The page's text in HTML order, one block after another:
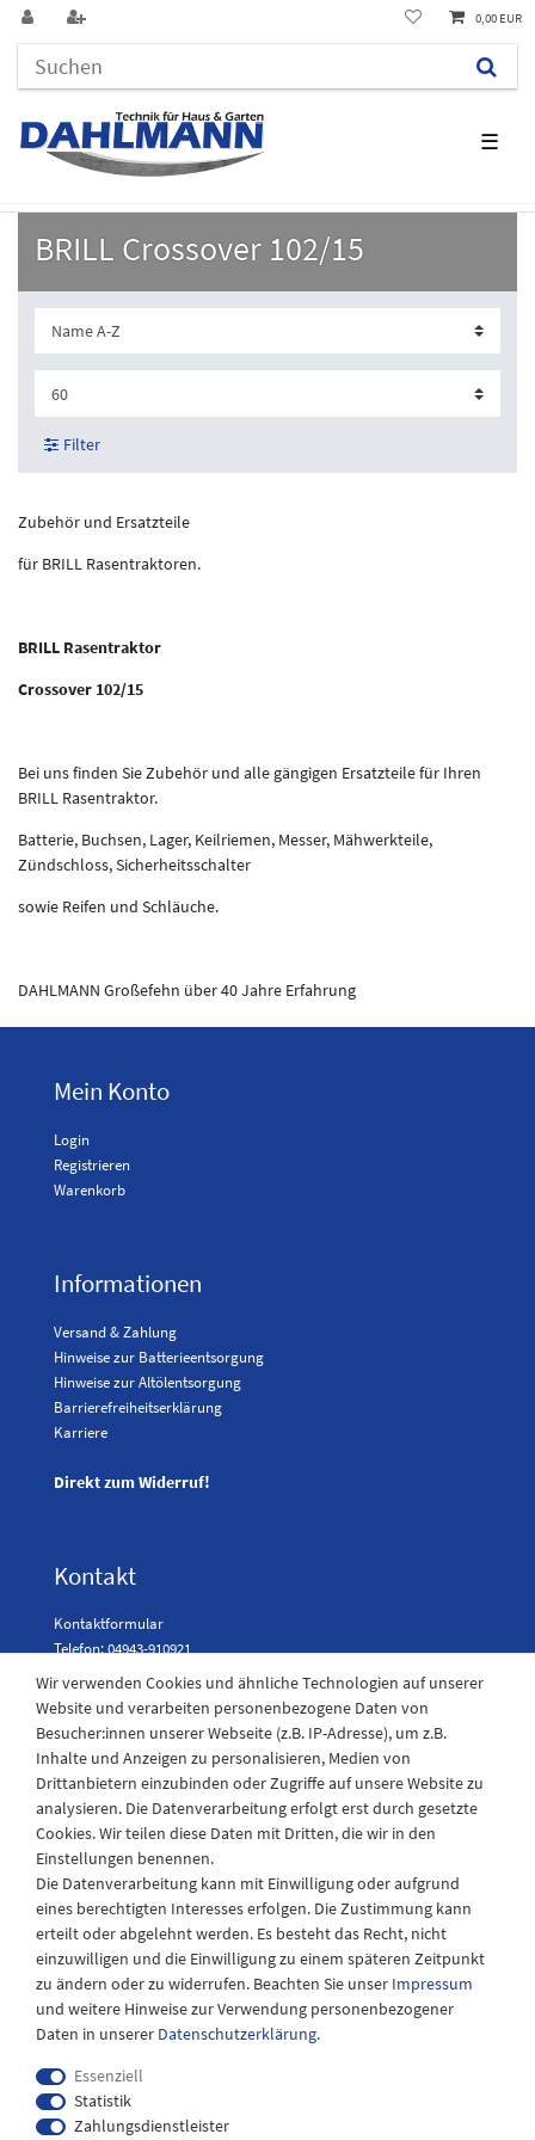
☰
0,00 EUR
BRILL Crossover 102/15
Filter
Zubehör und Ersatzteile
für BRILL Rasentraktoren.
BRILL Rasentraktor
Crossover 102/15
Bei uns finden Sie Zubehör und alle gängigen Ersatzteile für Ihren
BRILL Rasentraktor.
Batterie, Buchsen, Lager, Keilriemen, Messer, Mähwerkteile,
Zündschloss, Sicherheitsschalter
sowie Reifen und Schläuche.
DAHLMANN Großefehn über 40 Jahre Erfahrung
Mein Konto
Login
Registrieren
Warenkorb
Informationen
Versand & Zahlung
Hinweise zur Batterieentsorgung
Hinweise zur Altölentsorgung
Barrierefreiheitserklärung
Karriere
Direkt zum Widerruf!
Kontakt
Kontaktformular
Telefon: 04943-910921
Laden Öffnungszeiten
Montag - Freitag
08:30 - 12:30 und 13.00 - 17.30 Uhr
Samstags
08:30 bis 12:30 Uhr
Wir verwenden Cookies und ähnliche Technologien auf unserer
Website und verarbeiten personenbezogene Daten von
Besucher:innen unserer Webseite (z.B. IP-Adresse), um z.B.
Inhalte und Anzeigen zu personalisieren, Medien von
Drittanbietern einzubinden oder Zugriffe auf unsere Website zu
analysieren. Die Datenverarbeitung erfolgt erst durch gesetzte
Cookies. Wir teilen diese Daten mit Dritten, die wir in den
Einstellungen benennen.
Die Datenverarbeitung kann mit Einwilligung oder aufgrund
eines berechtigten Interesses erfolgen. Die Zustimmung kann
erteilt oder abgelehnt werden. Es besteht das Recht, nicht
einzuwilligen und die Einwilligung zu einem späteren Zeitpunkt
zu ändern oder zu widerrufen. Beachten Sie unser Impressum
und weitere Hinweise zur Verwendung personenbezogener
Daten in unserer Daten­schutz­erklärung.
Essenziell
Statistik
Zahlungsdienstleister